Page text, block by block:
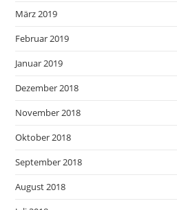
März 2019
Februar 2019
Januar 2019
Dezember 2018
November 2018
Oktober 2018
September 2018
August 2018